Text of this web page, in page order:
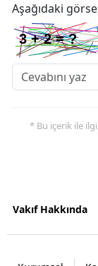
Aşağıdaki
* Bu içerik ile
Vakıf Hakkında